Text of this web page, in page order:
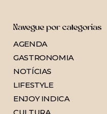
Navegue por categorias
AGENDA
GASTRONOMIA
NOTÍCIAS
LIFESTYLE
ENJOY INDICA